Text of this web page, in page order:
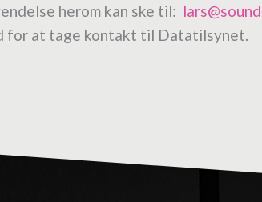
herom kan ske til: lars@
for at tage kontakt til Datatilsynet.